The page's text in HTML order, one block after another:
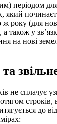
періодом
який
ж року (для
також у
на нові
не сплачує
до
: